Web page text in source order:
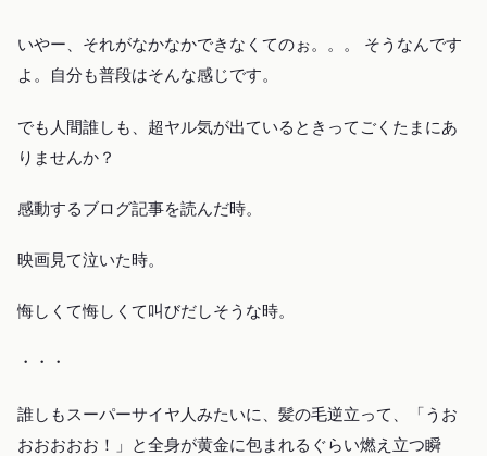
いやー、それがなかなかできなくてのぉ。。。 そうなんです
よ。自分も普段はそんな感じです。
でも人間誰しも、超ヤル気が出ているときってごくたまにあ
りませんか？
感動するブログ記事を読んだ時。
映画見て泣いた時。
悔しくて悔しくて叫びだしそうな時。
・・・
誰しもスーパーサイヤ人みたいに、髪の毛逆立って、「うお
おおおおお！」と全身が黄金に包まれるぐらい燃え立つ瞬